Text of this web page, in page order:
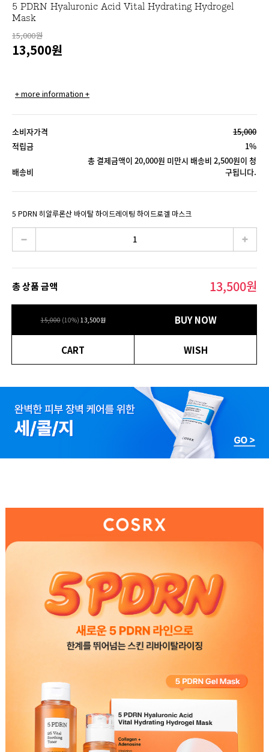
5 PDRN Hyaluronic Acid Vital Hydrating Hydrogel
Mask
15,000원
13,500원
+ more information +
소비자가격
15,000
적립금
1%
배송비
총 결제금액이 20,000원 미만시 배송비 2,500원이 청
구됩니다.
5 PDRN 히알루론산 바이탈 하이드레이팅 하이드로겔 마스크
총 상품 금액 13,500원
15,000 (10%) 13,500원 BUY NOW
CART WISH